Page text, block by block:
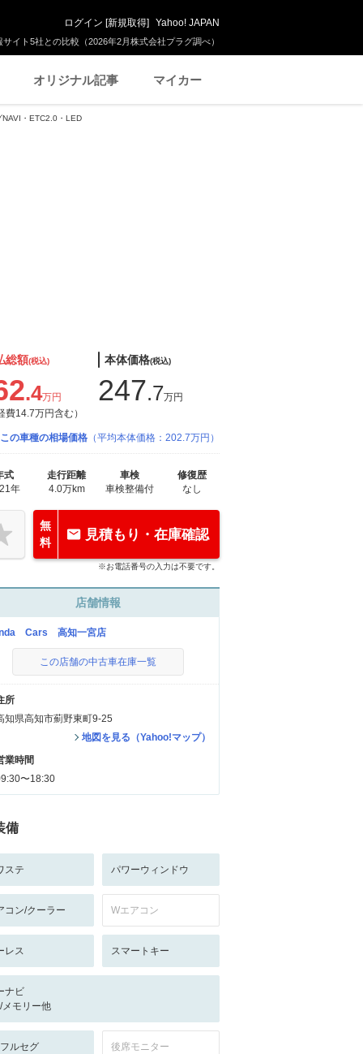
イト5社との比較（2026年2月株式会社プラグ調べ）
ログイン [新規取得] Yahoo! JAPAN
オリジナル記事 マイカー
・ETC2.0・LED
総額(税込)
.4万円
費14.7万円含む）
本体価格(税込)
247.7万円
この車種の相場価格 （平均本体価格：202.7万円）
式
年
走行距離
4.0万km
車検
車検整備付
修復歴
なし
無
料
見積もり・在庫確認
※お電話番号の入力は不要です。
店舗情報
Cars 高知一宮店
この店舗の中古車在庫一覧
所
知県高知市薊野東町9-25
地図を見る（Yahoo!マップ）
業時間
〜18:30
備
ステ パワーウィンドウ
コン/クーラー Wエアコン
レス スマートキー
ナビ
メモリー他
ルセグ 後席モニター